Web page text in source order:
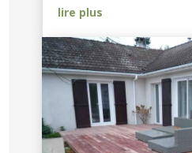
lire plus